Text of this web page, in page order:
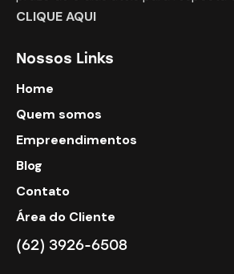
CLIQUE AQUI
Nossos Links
Home
Quem somos
Empreendimentos
Blog
Contato
Área do Cliente
(62) 3926-6508